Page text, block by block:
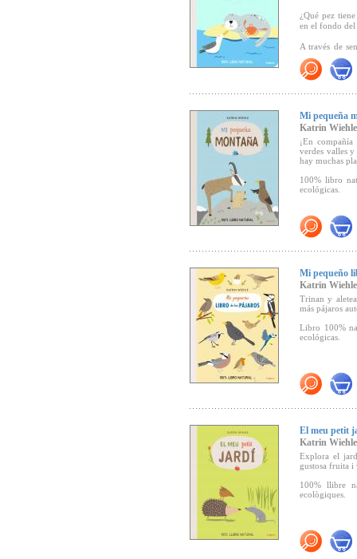
¿Qué pez
en el fondo del
A través de
lugar habitado.
Katrin Wiehle,
ecológicas.
"Una
(Canal Lector).
Mi pequeña
Katrin Wiehle
¡En
verdes valles y
hay muchas
100% libro
ecológicas.
candorosas
Mi pequeño
Katrin Wiehle
Trinan y
más pájaros
Libro 100%
ecológicas.
El meu petit
Katrin Wiehle
Explora el
gustosa fruita i
100% llibre
ecològiques.